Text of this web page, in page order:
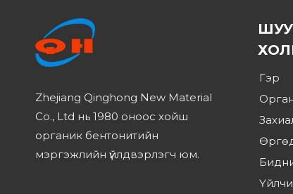
Zhejiang Qinghong New Material
Co., Ltd нь 1980 оноос хойш
органик бентонитийн
мэргэжлийн үйлдвэрлэгч юм.
Гэр